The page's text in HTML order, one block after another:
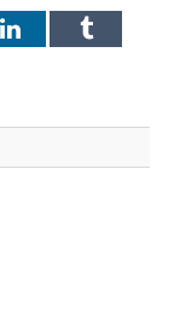
LinkedInTumblr